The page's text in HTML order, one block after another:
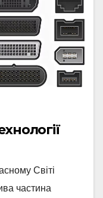
Світі
частина